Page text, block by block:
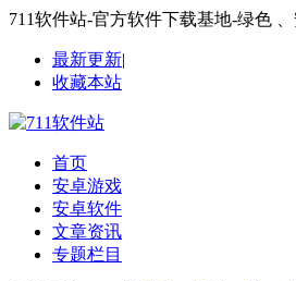
711软件站-官方软件下载基地-绿色
最新更新|
收藏本站
首页
安卓游戏
安卓软件
文章资讯
专题栏目